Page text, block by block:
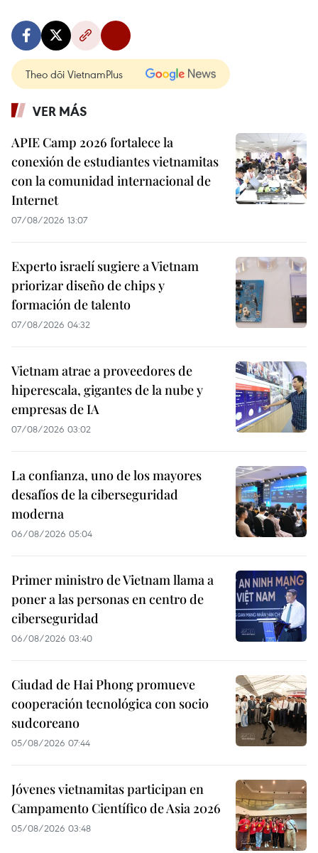
Theo dõi VietnamPlus
VER MÁS
APIE Camp 2026 fortalece la
conexión de estudiantes vietnamitas
con la comunidad internacional de
Internet
07/08/2026 13:07
Experto israelí sugiere a Vietnam
priorizar diseño de chips y
formación de talento
07/08/2026 04:32
Vietnam atrae a proveedores de
hiperescala, gigantes de la nube y
empresas de IA
07/08/2026 03:02
La confianza, uno de los mayores
desafíos de la ciberseguridad
moderna
06/08/2026 05:04
Primer ministro de Vietnam llama a
poner a las personas en centro de
ciberseguridad
06/08/2026 03:40
Ciudad de Hai Phong promueve
cooperación tecnológica con socio
sudcoreano
05/08/2026 07:44
Jóvenes vietnamitas participan en
Campamento Científico de Asia 2026
05/08/2026 03:48